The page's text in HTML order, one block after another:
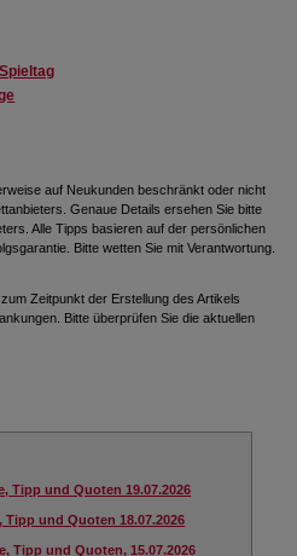
auf Neukunden beschränkt oder nicht
Genaue Details ersehen Sie bitte
Alle Tipps basieren auf der persönlichen
Bitte wetten Sie mit Verantwortung.
Zeitpunkt der Erstellung des Artikels
Bitte überprüfen Sie die aktuellen
Tipp und Quoten 19.07.2026
und Quoten 18.07.2026
Tipp und Quoten, 15.07.2026